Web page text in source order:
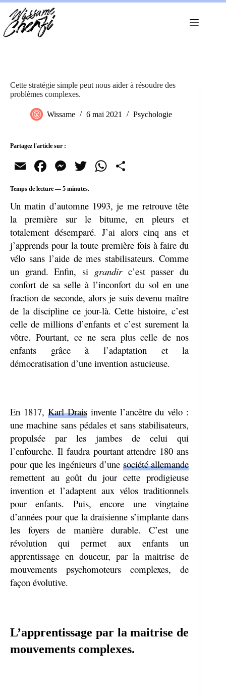
Passer
contenu
Cette stratégie simple peut nous aider à résoudre des
problèmes complexes.
Wissame 6 mai 2021 Psychologie
Partagez l'article sur :
E
m
Fa
bo
ok
M
es
ng
er
T
tte
r
W
ts
A
pp
er
Temps de lecture — 5 minutes.
Un matin d’automne 1993, je me retrouve tête
la première sur le bitume, en pleurs et
totalement désemparé. J’ai alors cinq ans et
j’apprends pour la toute première fois à faire du
vélo sans l’aide de mes stabilisateurs. Comme
un grand. Enfin, si grandirc’est passer du
confort de sa selle à l’inconfort du sol en une
fraction de seconde, alors je suis devenu maître
de la discipline ce jour-là. Cette histoire, c’est
celle de millions d’enfants et c’est surement la
vôtre. Pourtant, ce ne sera plus celle de nos
enfants grâce à l’adaptation et la
démocratisation d’une invention astucieuse.
En 1817, Karl Draisinvente l’ancêtre du vélo :
une machine sans pédales et sans stabilisateurs,
propulsée par les jambes de celui qui
l’enfourche. Il faudra pourtant attendre 180 ans
pour que les ingénieurs d’une société allemande
remettent au goût du jour cette prodigieuse
invention et l’adaptent aux vélos traditionnels
pour enfants. Puis, encore une vingtaine
d’années pour que la draisienne s’implante dans
les foyers de manière durable. C’est une
révolution qui permet aux enfants un
apprentissage en douceur, par la maitrise de
mouvements psychomoteurs complexes, de
façon évolutive.
L’apprentissage par la maitrise de
mouvements complexes.